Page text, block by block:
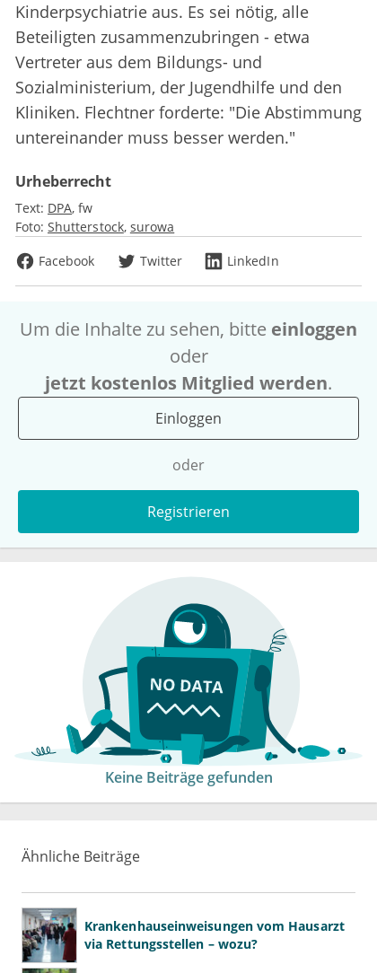
Kinderpsychiatrie aus. Es sei nötig, alle
Beteiligten zusammenzubringen - etwa
Vertreter aus dem Bildungs- und
Sozialministerium, der Jugendhilfe und den
Kliniken. Flechtner forderte: "Die Abstimmung
untereinander muss besser werden."
Urheberrecht
Text: DPA fw
Foto: Shutterstock surowa
Facebook
Twitter LinkedIn
Um die Inhalte zu sehen, bitte einloggen
oder
jetzt kostenlos Mitglied werden.
Einloggen
oder
Registrieren
Keine Beiträge gefunden
Ähnliche Beiträge
Krankenhauseinweisungen vom Hausarzt
via Rettungsstellen – wozu?